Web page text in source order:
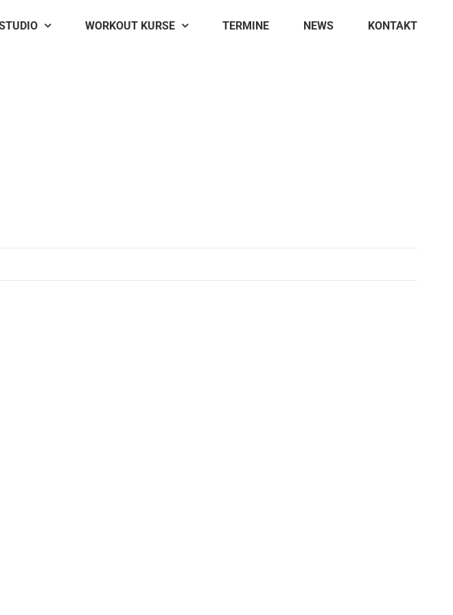
WORKOUT KURSE TERMINE NEWS KONTAKT